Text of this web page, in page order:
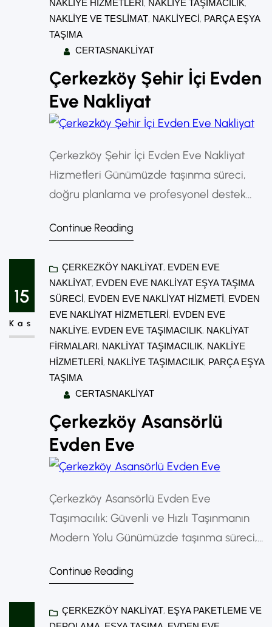
NAKLIYE HIZMETLERI, NAKLIYE TAŞIMACILIK
NAKLIYE VE TESLIMAT, NAKLIYECI, PARÇA EŞYA
TAŞIMA
CERTASNAKLIYAT
Çerkezköy Şehir İçi Evden
Eve Nakliyat
Çerkezköy Şehir İçi Evden Eve Nakliyat
Hizmetleri Günümüzde taşınma süreci,
doğru planlama ve profesyonel destek
Özellikle Çerkezköy gibi hızla gelişen
noktada Çerkezköyde şehir içi evden eve
nakliyat hizmetleri, güvenli ve hızlı
taşınmanın en önemli anahtarı haline gelir.
Çerkezköyde Şehir İçi Evden Eve Nakliyat…
Continue Reading
15
Kas
ÇERKEZKÖY NAKLIYAT, EVDEN EVE
NAKLIYAT, EVDEN EVE NAKLIYAT EŞYA TAŞIMA
SÜRECI, EVDEN EVE NAKLIYAT HIZMETI, EVDEN
EVE NAKLIYAT HIZMETLERI, EVDEN EVE
NAKLIYE, EVDEN EVE TAŞIMACILIK, NAKLIYAT
FIRMALARI, NAKLIYAT TAŞIMACILIK, NAKLIYE
HIZMETLERI, NAKLIYE TAŞIMACILIK, PARÇA EŞYA
TAŞIMA
CERTASNAKLIYAT
Çerkezköy Asansörlü
Evden Eve
Çerkezköy Asansörlü Evden Eve
Taşımacılık: Güvenli ve Hızlı Taşınmanın
Modern Yolu Günümüzde taşınma süreci,
oldukça yorucu ve stresli olabilir. Özellikle
eşyaların zarar görmeden taşınması
Continue Reading
ÇERKEZKÖY NAKLIYAT, EŞYA PAKETLEME VE